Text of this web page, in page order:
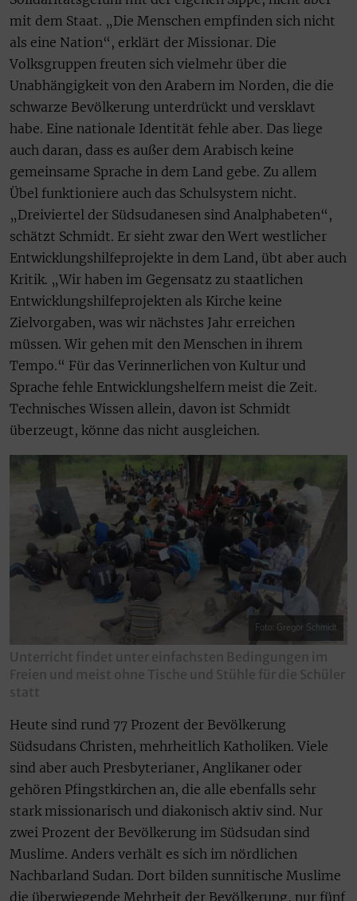
mit dem Staat. „Die Menschen empfinden sich nicht
als eine Nation“, erklärt der Missionar. Die
Volksgruppen freuten sich vielmehr über die
Unabhängigkeit von den Arabern im Norden, die die
schwarze Bevölkerung unterdrückt und versklavt
habe. Eine nationale Identität fehle aber. Das liege
auch daran, dass es außer dem Arabisch keine
gemeinsame Sprache in dem Land gebe. Zu allem
Übel funktioniere auch das Schulsystem nicht.
„Dreiviertel der Südsudanesen sind Analphabeten“,
schätzt Schmidt. Er sieht zwar den Wert westlicher
Entwicklungshilfeprojekte in dem Land, übt aber auch
Kritik. „Wir haben im Gegensatz zu staatlichen
Entwicklungshilfeprojekten als Kirche keine
Zielvorgaben, was wir nächstes Jahr erreichen
müssen. Wir gehen mit den Menschen in ihrem
Tempo.“ Für das Verinnerlichen von Kultur und
Sprache fehle Entwicklungshelfern meist die Zeit.
Technisches Wissen allein, davon ist Schmidt
überzeugt, könne das nicht ausgleichen.
Foto: Gregor Schmidt
Unterricht findet unter einfachsten Bedingungen im
Freien und meist ohne Tische und Stühle für die Schüler
statt
Heute sind rund 77 Prozent der Bevölkerung
Südsudans Christen, mehrheitlich Katholiken. Viele
sind aber auch Presbyterianer, Anglikaner oder
gehören Pfingstkirchen an, die alle ebenfalls sehr
stark missionarisch und diakonisch aktiv sind. Nur
zwei Prozent der Bevölkerung im Südsudan sind
Muslime. Anders verhält es sich im nördlichen
Nachbarland Sudan. Dort bilden sunnitische Muslime
die überwiegende Mehrheit der Bevölkerung, nur fünf